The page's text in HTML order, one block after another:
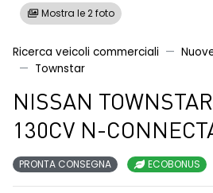
Mostra le 2 foto
Ricerca veicoli commerciali
Townstar
NISSAN
130CV N-
PRONTA CONSEGNA ECOBONUS